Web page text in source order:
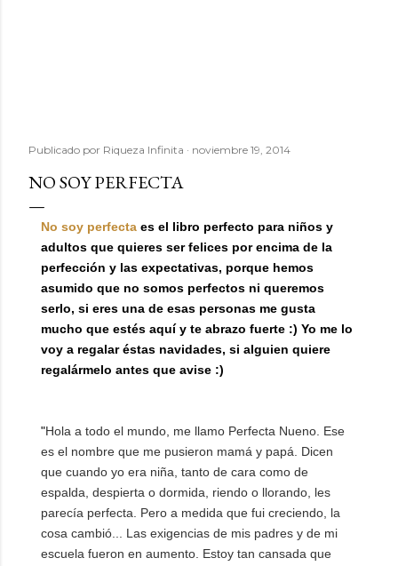
Publicado por Riqueza Infinita noviembre 19, 2014
NO SOY PERFECTA
No soy perfecta es el libro perfecto para niños y
adultos que quieres ser felices por encima de la
perfección y las expectativas, porque hemos
asumido que no somos perfectos ni queremos
serlo, si eres una de esas personas me gusta
mucho que estés aquí y te abrazo fuerte :) Yo me lo
voy a regalar éstas navidades, si alguien quiere
regalármelo antes que avise :)
"Hola a todo el mundo, me llamo Perfecta Nueno. Ese
es el nombre que me pusieron mamá y papá. Dicen
que cuando yo era niña, tanto de cara como de
espalda, despierta o dormida, riendo o llorando, les
parecía perfecta. Pero a medida que fui creciendo, la
cosa cambió... Las exigencias de mis padres y de mi
escuela fueron en aumento. Estoy tan cansada que